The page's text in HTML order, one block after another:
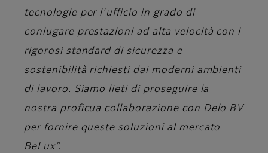
tecnologie per l'ufficio in grado di
coniugare prestazioni ad alta velocità con i
rigorosi standard di sicurezza e
sostenibilità richiesti dai moderni ambienti
di lavoro. Siamo lieti di proseguire la
nostra proficua collaborazione con Delo BV
per fornire queste soluzioni al mercato
BeLux”.